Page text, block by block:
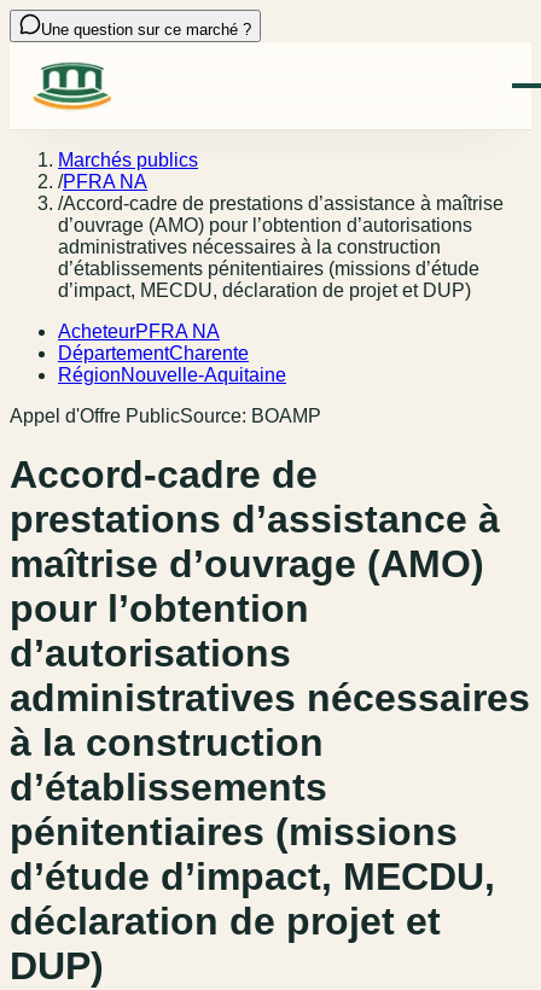
Une question sur ce marché ?
Marchés publics
/PFRA NA
/Accord-cadre de prestations d’assistance à maîtrise
d’ouvrage (AMO) pour l’obtention d’autorisations
administratives nécessaires à la construction
d’établissements pénitentiaires (missions d’étude
d’impact, MECDU, déclaration de projet et DUP)
AcheteurPFRA NA
DépartementCharente
RégionNouvelle-Aquitaine
Appel d'Offre PublicSource: BOAMP
Accord-cadre de
prestations d’assistance à
maîtrise d’ouvrage (AMO)
pour l’obtention
d’autorisations
administratives nécessaires
à la construction
d’établissements
pénitentiaires (missions
d’étude d’impact, MECDU,
déclaration de projet et
DUP)